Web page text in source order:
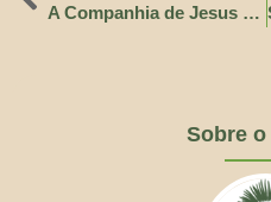
A Companhia de Jesus na COP 30
Sobre o